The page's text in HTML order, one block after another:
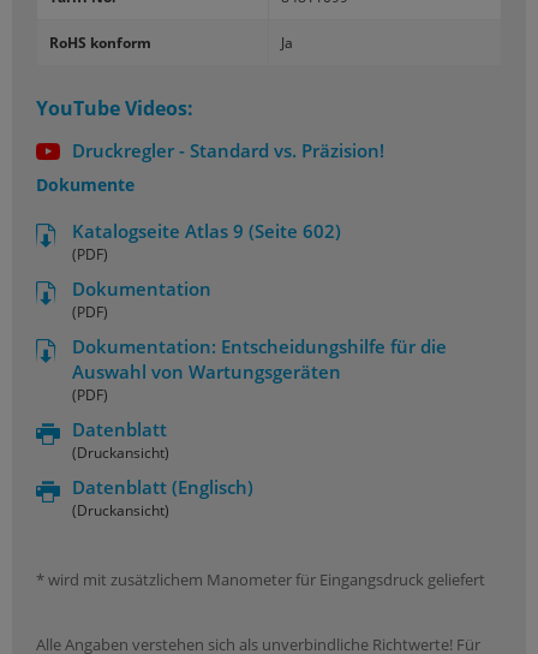
RoHS konform Ja
YouTube Videos:
Druckregler - Standard vs. Präzision!
Dokumente
Katalogseite Atlas 9 (Seite 602)
(PDF)
Dokumentation
(PDF)
Dokumentation: Entscheidungshilfe für die
Auswahl von Wartungsgeräten
(PDF)
Datenblatt
(Druckansicht)
Datenblatt (Englisch)
(Druckansicht)
* wird mit zusätzlichem Manometer für Eingangsdruck geliefert
Alle Angaben verstehen sich als unverbindliche Richtwerte! Für